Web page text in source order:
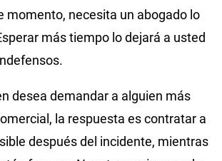
momento, necesita un abogado lo
más tiempo lo dejará a usted
desea demandar a alguien más
la respuesta es contratar a
después del incidente, mientras